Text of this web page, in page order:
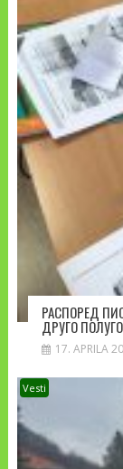
РАСПОРЕД
ДРУГО
17. APRILA
Vesti